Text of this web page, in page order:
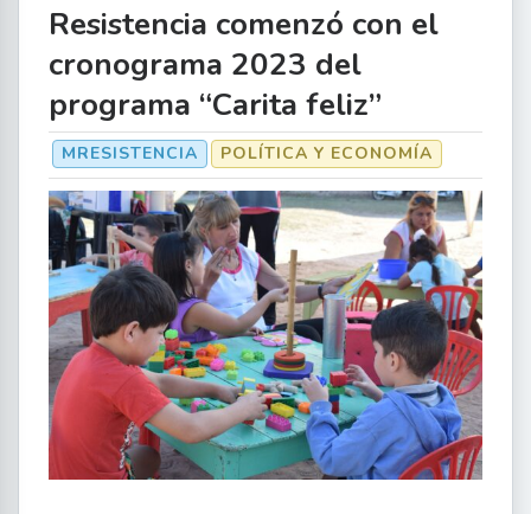
Resistencia comenzó con el
cronograma 2023 del
programa “Carita feliz”
MRESISTENCIA POLÍTICA Y ECONOMÍA